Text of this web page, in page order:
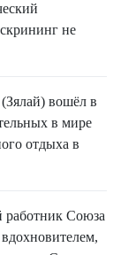
не
вошёл в
в мире
отдыха в
Союза